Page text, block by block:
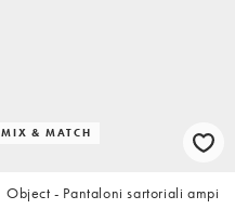
MIX & MATCH
Object - Pantaloni sartoriali ampi